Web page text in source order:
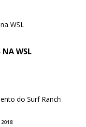
NA WSL
2018